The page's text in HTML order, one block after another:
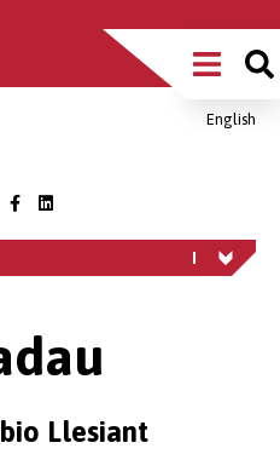
Main
MenuEnglish
Llesiant